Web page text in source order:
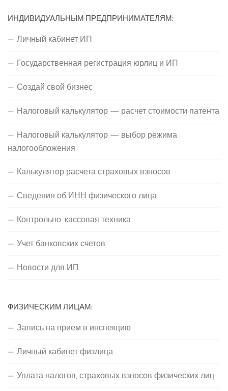
ИНДИВИДУАЛЬНЫМ ПРЕДПРИНИМАТЕЛЯМ:
Личный кабинет ИП
Государственная регистрация юрлиц и ИП
Создай свой бизнес
Налоговый калькулятор — расчет стоимости патента
Налоговый калькулятор — выбор режима
налогообложения
Калькулятор расчета страховых взносов
Сведения об ИНН физического лица
Контрольно-кассовая техника
Учет банковских счетов
Новости для ИП
ФИЗИЧЕСКИМ ЛИЦАМ:
Запись на прием в инспекцию
Личный кабинет физлица
Уплата налогов, страховых взносов физических лиц